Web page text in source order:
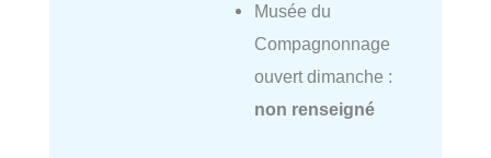
Musée du
Compagnonnage
ouvert dimanche :
non renseigné